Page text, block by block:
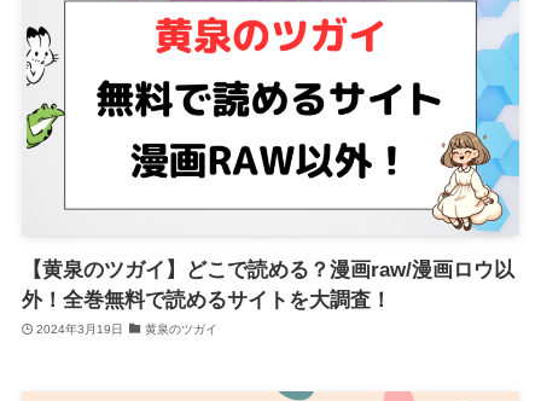
【黄泉のツガイ】どこで読める？漫画raw/漫画ロウ以
外！全巻無料で読めるサイトを大調査！
2024年3月19日 黄泉のツガイ